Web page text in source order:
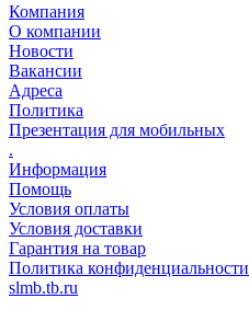
Компания
О компании
Новости
Вакансии
Адреса
Политика
Презентация для мобильных
.
Информация
Помощь
Условия оплаты
Условия доставки
Гарантия на товар
Политика конфиденциальности
slmb.tb.ru